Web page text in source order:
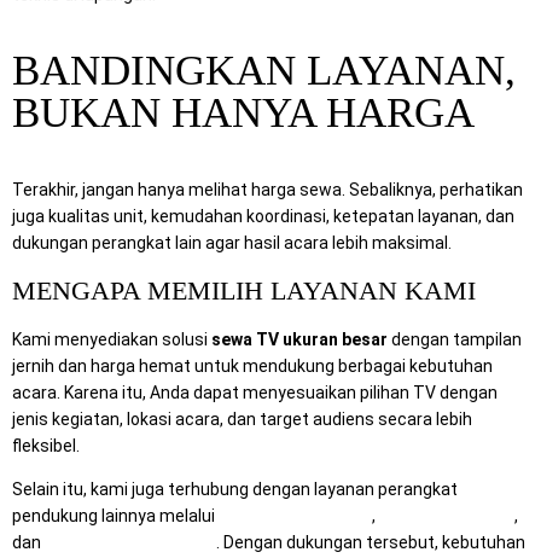
BANDINGKAN LAYANAN,
BUKAN HANYA HARGA
Terakhir, jangan hanya melihat harga sewa. Sebaliknya, perhatikan
juga kualitas unit, kemudahan koordinasi, ketepatan layanan, dan
dukungan perangkat lain agar hasil acara lebih maksimal.
MENGAPA MEMILIH LAYANAN KAMI
Kami menyediakan solusi sewa TV ukuran besar dengan tampilan
jernih dan harga hemat untuk mendukung berbagai kebutuhan
acara. Karena itu, Anda dapat menyesuaikan pilihan TV dengan
jenis kegiatan, lokasi acara, dan target audiens secara lebih
fleksibel.
Selain itu, kami juga terhubung dengan layanan perangkat
pendukung lainnya melalui
,
,
dan
. Dengan dukungan tersebut, kebutuhan